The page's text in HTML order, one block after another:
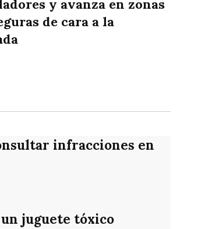
y avanza en zonas
de cara a la
infracciones en
juguete tóxico